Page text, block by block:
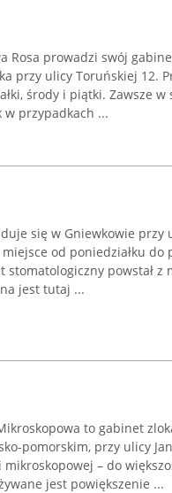
Rosa prowadzi swój
przy ulicy Toruńskiej 12.
środy i piątki. Zawsze w
w przypadkach ...
się w Gniewkowie przy
od poniedziałku
stomatologiczny powstał z
jest tutaj ...
to gabinet
pomorskim, przy ulicy
– do
jest powiększenie ...